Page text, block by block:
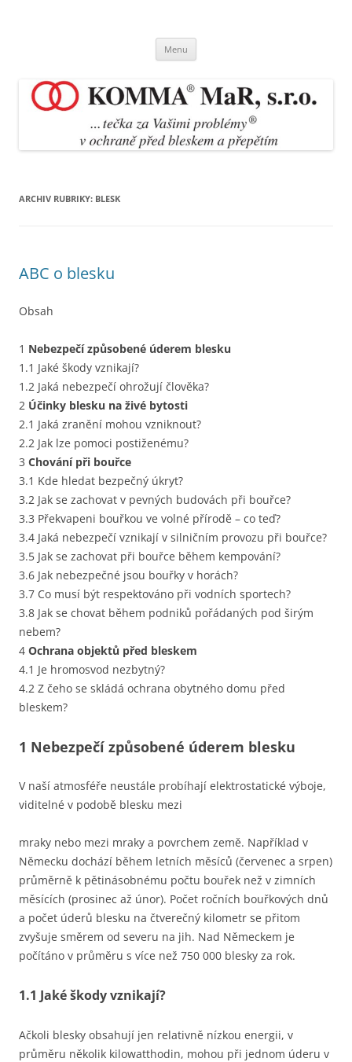
Menu
ARCHIV RUBRIKY: BLESK
ABC o blesku
Obsah
1 Nebezpečí způsobené úderem blesku
1.1 Jaké škody vznikají?
1.2 Jaká nebezpečí ohrožují člověka?
2 Účinky blesku na živé bytosti
2.1 Jaká zranění mohou vzniknout?
2.2 Jak lze pomoci postiženému?
3 Chování při bouřce
3.1 Kde hledat bezpečný úkryt?
3.2 Jak se zachovat v pevných budovách při bouřce?
3.3 Překvapeni bouřkou ve volné přírodě – co teď?
3.4 Jaká nebezpečí vznikají v silničním provozu při bouřce?
3.5 Jak se zachovat při bouřce během kempování?
3.6 Jak nebezpečné jsou bouřky v horách?
3.7 Co musí být respektováno při vodních sportech?
3.8 Jak se chovat během podniků pořádaných pod širým
nebem?
4 Ochrana objektů před bleskem
4.1 Je hromosvod nezbytný?
4.2 Z čeho se skládá ochrana obytného domu před
bleskem?
1 Nebezpečí způsobené úderem blesku
V naší atmosféře neustále probíhají elektrostatické výboje,
viditelné v podobě blesku mezi
mraky nebo mezi mraky a povrchem země. Například v
Německu dochází během letních měsíců (červenec a srpen)
průměrně k pětinásobnému počtu bouřek než v zimních
měsících (prosinec až únor). Počet ročních bouřkových dnů
a počet úderů blesku na čtverečný kilometr se přitom
zvyšuje směrem od severu na jih. Nad Německem je
počítáno v průměru s více než 750 000 blesky za rok.
1.1 Jaké škody vznikají?
Ačkoli blesky obsahují jen relativně nízkou energii, v
průměru několik kilowatthodin, mohou při jednom úderu v